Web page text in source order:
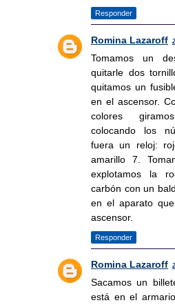
Responder
Romina Lazaroff
Tomamos un
quitarle dos
quitamos un
en el ascensor.
colores
colocando los
fuera un reloj:
amarillo 7.
explotamos la
carbón con un
en el aparato
ascensor.
Responder
Romina Lazaroff
Sacamos un
está en el